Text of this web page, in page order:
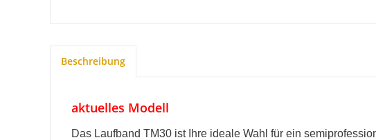
Beschreibung
aktuelles Modell
Das Laufband TM30 ist Ihre ideale Wahl für ein